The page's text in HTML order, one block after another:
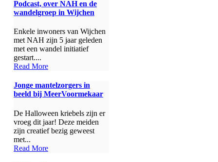
Podcast, over NAH en de
wandelgroep in Wijchen
Enkele inwoners van Wijchen
met NAH zijn 5 jaar geleden
met een wandel initiatief
gestart....
Read More
Jonge mantelzorgers in
beeld bij MeerVoormekaar
De Halloween kriebels zijn er
vroeg dit jaar! Deze meiden
zijn creatief bezig geweest
met...
Read More